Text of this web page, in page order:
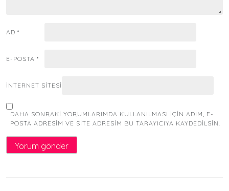
AD *
E-POSTA *
İNTERNET SITESI
DAHA SONRAKI YORUMLARIMDA KULLANILMASI IÇIN ADIM, E-
POSTA ADRESIM VE SITE ADRESIM BU TARAYICIYA KAYDEDILSIN.